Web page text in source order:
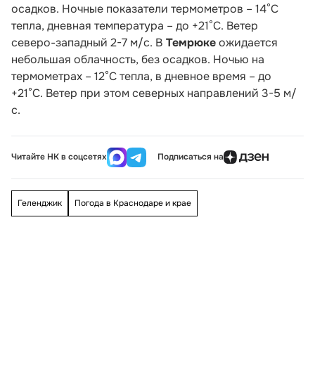
осадков. Ночные показатели термометров – 14°С
тепла, дневная температура – до +21°С. Ветер
северо-западный 2-7 м/с. В Темрюкеожидается
небольшая облачность, без осадков. Ночью на
термометрах – 12°С тепла, в дневное время – до
+21°С. Ветер при этом северных направлений 3-5 м/
с.
Читайте НК в соцсетях Подписаться на
Геленджик Погода в Краснодаре и крае